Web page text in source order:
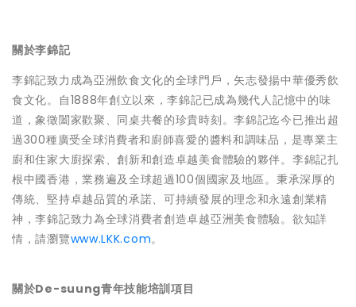
關於李錦記
李錦記致力成為亞洲飲食文化的全球門戶，矢志發揚中華優秀飲
食文化。自1888年創立以來，李錦記已成為幾代人記憶中的味
道，象徵闔家歡聚、同桌共餐的珍貴時刻。李錦記迄今已推出超
過300種廣受全球消費者和廚師喜愛的醬料和調味品，是專業主
廚和住家大廚探索、創新和創造卓越美食體驗的夥伴。李錦記扎
根中國香港，業務遍及全球超過100個國家及地區。秉承深厚的
傳統、堅持卓越品質的承諾、可持續發展的理念和永遠創業精
神，李錦記致力為全球消費者創造卓越亞洲美食體驗。欲知詳
情，請瀏覽www.LKK.com。
關於De-suung青年技能培訓項目